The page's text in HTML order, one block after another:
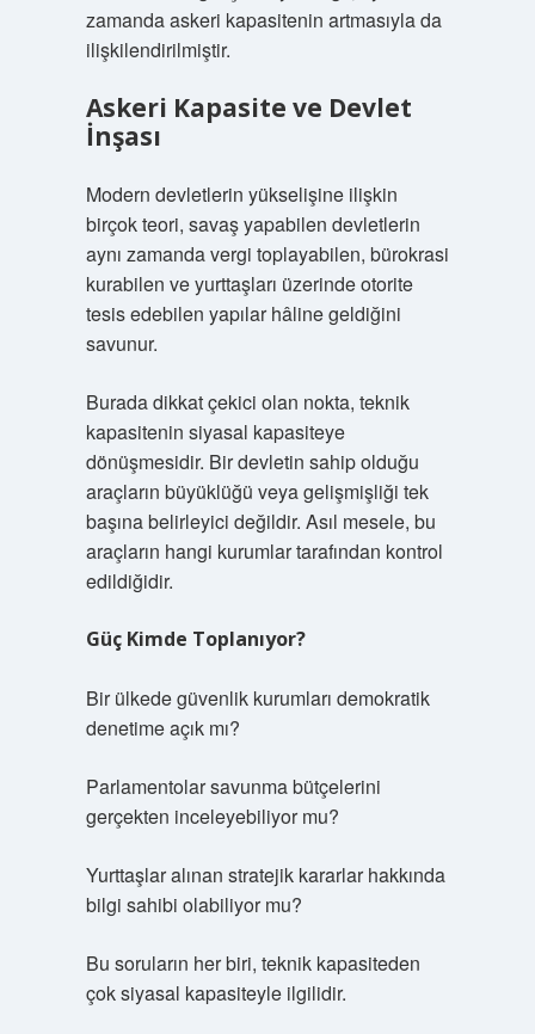
zamanda askeri kapasitenin artmasıyla da
ilişkilendirilmiştir.
Askeri Kapasite ve Devlet
İnşası
Modern devletlerin yükselişine ilişkin
birçok teori, savaş yapabilen devletlerin
aynı zamanda vergi toplayabilen, bürokrasi
kurabilen ve yurttaşları üzerinde otorite
tesis edebilen yapılar hâline geldiğini
savunur.
Burada dikkat çekici olan nokta, teknik
kapasitenin siyasal kapasiteye
dönüşmesidir. Bir devletin sahip olduğu
araçların büyüklüğü veya gelişmişliği tek
başına belirleyici değildir. Asıl mesele, bu
araçların hangi kurumlar tarafından kontrol
edildiğidir.
Güç Kimde Toplanıyor?
Bir ülkede güvenlik kurumları demokratik
denetime açık mı?
Parlamentolar savunma bütçelerini
gerçekten inceleyebiliyor mu?
Yurttaşlar alınan stratejik kararlar hakkında
bilgi sahibi olabiliyor mu?
Bu soruların her biri, teknik kapasiteden
çok siyasal kapasiteyle ilgilidir.